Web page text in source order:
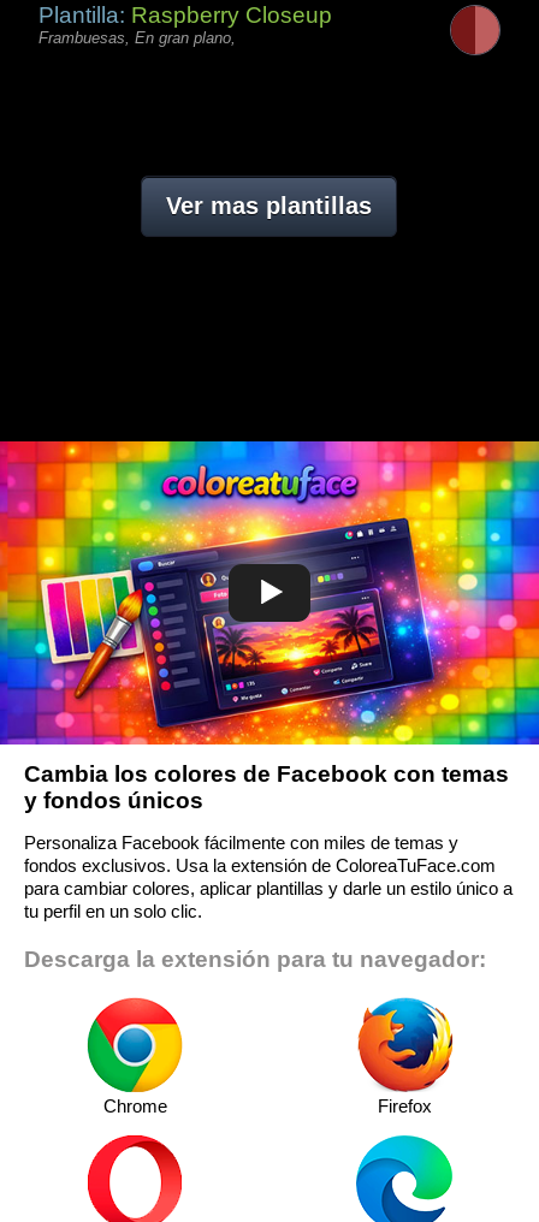
Plantilla: Raspberry Closeup
Frambuesas, En gran plano,
Ver mas plantillas
Cambia los colores de Facebook con temas
y fondos únicos
Personaliza Facebook fácilmente con miles de temas y
fondos exclusivos. Usa la extensión de ColoreaTuFace.com
para cambiar colores, aplicar plantillas y darle un estilo único a
tu perfil en un solo clic.
Descarga la extensión para tu navegador:
Chrome Firefox